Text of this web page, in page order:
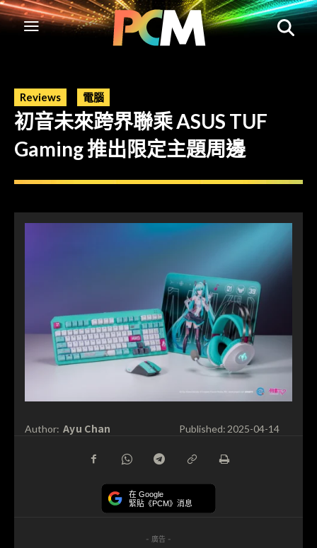
Reviews 電腦
初音未來跨界聯乘 ASUS TUF
Gaming 推出限定主題周邊
Author: Ayu Chan Published:2025-04-14
在 Google
緊貼《PCM》消息
- 廣告 -